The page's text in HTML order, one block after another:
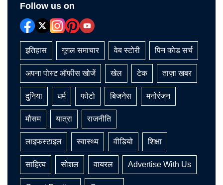
Follow us on
इतिहास गूगल समाचार वेब स्टोरी पिन कोड सर्च
अपना पोस्ट ऑफीस खोजें खेल टेक ताज़ा खबर
दुनिया धर्म फोटो बिजनेस मनोरंजन
मौसम यात्रा राजनीति
लाइफस्टाइल स्वास्थ्य वीडियो शिक्षा
साहित्य सोशल वायरल Advertise With Us